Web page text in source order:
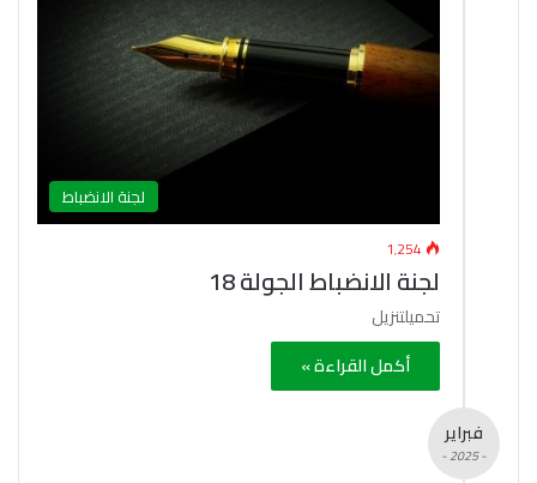
لجنة الانضباط
1٬254
لجنة الانضباط الجولة 18
تحميلتنزيل
أكمل القراءة »
فبراير
- 2025 -